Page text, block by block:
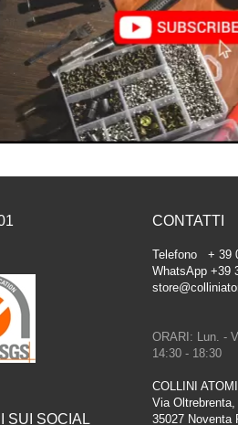
SUI SOCIAL
CONTATTI
Telefono + 39
WhatsApp +39
ORARI: Lun. -
14:30 - 18:30
COLLINI
Via Oltrebrenta,
35027 Noventa